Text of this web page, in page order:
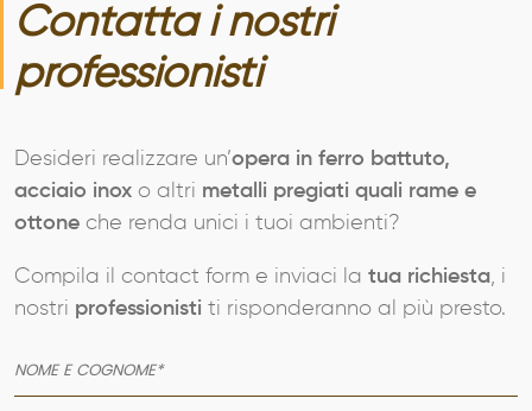
Contatta i nostri
professionisti
Desideri realizzare un’opera in ferro battuto,
acciaio inox o altri metalli pregiati quali rame e
ottone che renda unici i tuoi ambienti?
Compila il contact form e inviaci la tua richiesta , i
nostri professionisti ti risponderanno al più presto.